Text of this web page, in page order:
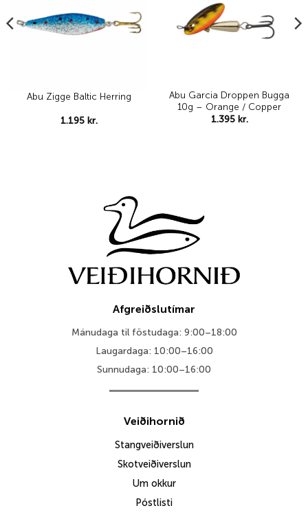
Abu Zigge Baltic Herring
1.195 kr.
Abu Garcia Droppen Bugga
10g – Orange / Copper
1.395 kr.
Afgreiðslutímar
Mánudaga til föstudaga: 9:00–18:00
Laugardaga: 10:00–16:00
Sunnudaga: 10:00–16:00
Veiðihornið
Stangveiðiverslun
Skotveiðiverslun
Um okkur
Póstlisti